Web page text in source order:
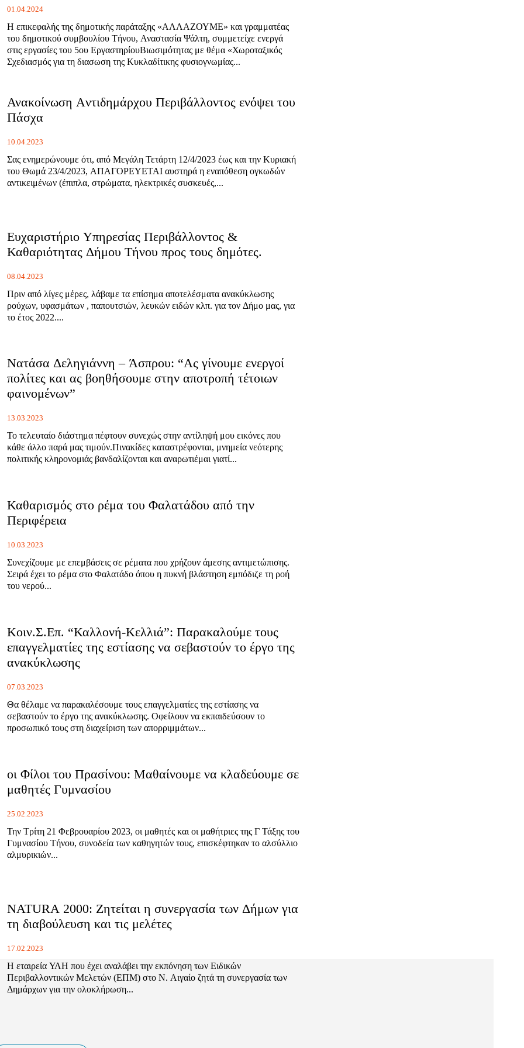
01.04.2024
Η επικεφαλής της δημοτικής παράταξης «ΑΛΛΑΖΟΥΜΕ» και γραμματέας
του δημοτικού συμβουλίου Τήνου, Αναστασία Ψάλτη, συμμετείχε ενεργά
στις εργασίες του 5ου ΕργαστηρίουΒιωσιμότητας με θέμα «Χωροταξικός
Σχεδιασμός για τη διασωση της Κυκλαδίτικης φυσιογνωμίας...
Ανακοίνωση Aντιδημάρχου Περιβάλλοντος ενόψει του
Πάσχα
10.04.2023
Σας ενημερώνουμε ότι, από Μεγάλη Τετάρτη 12/4/2023 έως και την Κυριακή
του Θωμά 23/4/2023, ΑΠΑΓΟΡΕΥΕΤΑΙ αυστηρά η εναπόθεση ογκωδών
αντικειμένων (έπιπλα, στρώματα, ηλεκτρικές συσκευές,...
Ευχαριστήριο Υπηρεσίας Περιβάλλοντος &
Καθαριότητας Δήμου Τήνου προς τους δημότες.
08.04.2023
Πριν από λίγες μέρες, λάβαμε τα επίσημα αποτελέσματα ανακύκλωσης
ρούχων, υφασμάτων , παπουτσιών, λευκών ειδών κλπ. για τον Δήμο μας, για
το έτος 2022....
Νατάσα Δεληγιάννη – Άσπρου: “Ας γίνουμε ενεργοί
πολίτες και ας βοηθήσουμε στην αποτροπή τέτοιων
φαινομένων”
13.03.2023
Το τελευταίο διάστημα πέφτουν συνεχώς στην αντίληψή μου εικόνες που
κάθε άλλο παρά μας τιμούν.Πινακίδες καταστρέφονται, μνημεία νεότερης
πολιτικής κληρονομιάς βανδαλίζονται και αναρωτιέμαι γιατί...
Καθαρισμός στο ρέμα του Φαλατάδου από την
Περιφέρεια
10.03.2023
Συνεχίζουμε με επεμβάσεις σε ρέματα που χρήζουν άμεσης αντιμετώπισης.
Σειρά έχει το ρέμα στο Φαλατάδο όπου η πυκνή βλάστηση εμπόδιζε τη ροή
του νερού...
Κοιν.Σ.Επ. “Καλλονή-Κελλιά”: Παρακαλούμε τους
επαγγελματίες της εστίασης να σεβαστούν το έργο της
ανακύκλωσης
07.03.2023
Θα θέλαμε να παρακαλέσουμε τους επαγγελματίες της εστίασης να
σεβαστούν το έργο της ανακύκλωσης. Οφείλουν να εκπαιδεύσουν το
προσωπικό τους στη διαχείριση των απορριμμάτων...
οι Φίλοι του Πρασίνου: Μαθαίνουμε να κλαδεύουμε σε
μαθητές Γυμνασίου
25.02.2023
Την Τρίτη 21 Φεβρουαρίου 2023, οι μαθητές και οι μαθήτριες της Γ Τάξης του
Γυμνασίου Τήνου, συνοδεία των καθηγητών τους, επισκέφτηκαν το αλσύλλιο
αλμυρικιών...
NATURA 2000: Ζητείται η συνεργασία των Δήμων για
τη διαβούλευση και τις μελέτες
17.02.2023
Η εταιρεία ΥΛΗ που έχει αναλάβει την εκπόνηση των Ειδικών
Περιβαλλοντικών Μελετών (ΕΠΜ) στο Ν. Αιγαίο ζητά τη συνεργασία των
Δημάρχων για την ολοκλήρωση...